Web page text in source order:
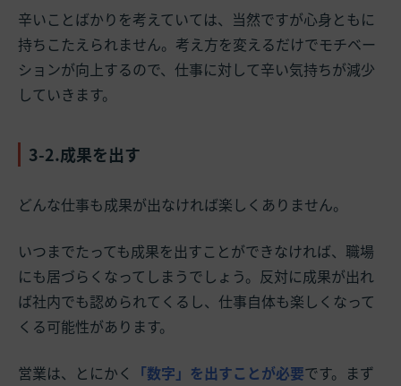
辛いことばかりを考えていては、当然ですが心身ともに
持ちこたえられません。考え方を変えるだけでモチベー
ションが向上するので、仕事に対して辛い気持ちが減少
していきます。
3-2.成果を出す
どんな仕事も成果が出なければ楽しくありません。
いつまでたっても成果を出すことができなければ、職場
にも居づらくなってしまうでしょう。反対に成果が出れ
ば社内でも認められてくるし、仕事自体も楽しくなって
くる可能性があります。
営業は、とにかく 「数字」を出すことが必要です。まず